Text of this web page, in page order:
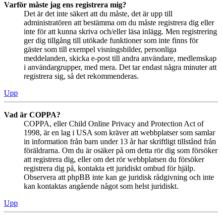
Varför måste jag ens registrera mig?
Det är det inte säkert att du måste, det är upp till
administratören att bestämma om du måste registrera dig eller
inte för att kunna skriva och/eller läsa inlägg. Men registrering
ger dig tillgång till utökade funktioner som inte finns för
gäster som till exempel visningsbilder, personliga
meddelanden, skicka e-post till andra användare, medlemskap
i användargrupper, med mera. Det tar endast några minuter att
registrera sig, så det rekommenderas.
Upp
Vad är COPPA?
COPPA, eller Child Online Privacy and Protection Act of
1998, är en lag i USA som kräver att webbplatser som samlar
in information från barn under 13 år har skriftligt tillstånd från
föräldrarna. Om du är osäker på om detta rör dig som försöker
att registrera dig, eller om det rör webbplatsen du försöker
registrera dig på, kontakta ett juridiskt ombud för hjälp.
Observera att phpBB inte kan ge juridisk rådgivning och inte
kan kontaktas angående något som helst juridiskt.
Upp